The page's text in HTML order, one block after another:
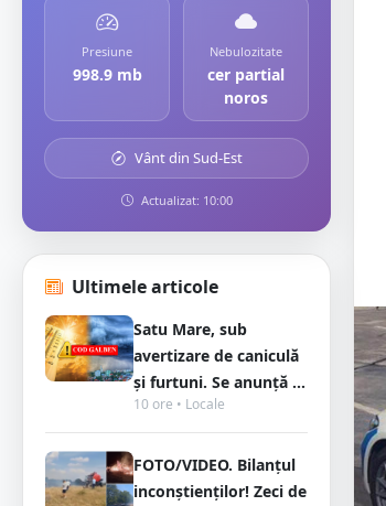
Presiune
998.9 mb
Nebulozitate
cer partial
noros
Vânt din Sud-Est
Actualizat: 10:00
Ultimele articole
Satu Mare, sub
avertizare de caniculă
și furtuni. Se anunță ...
10 ore • Locale
FOTO/VIDEO. Bilanțul
inconștienților! Zeci de